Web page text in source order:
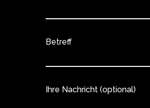
Betreff
Ihre Nachricht (optional)